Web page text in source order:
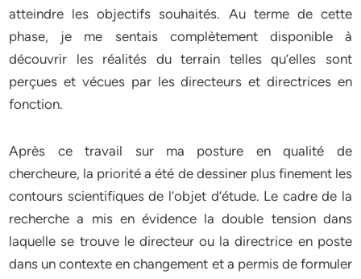
atteindre les objectifs souhaités. Au terme de cette
phase, je me sentais complètement disponible à
découvrir les réalités du terrain telles qu’elles sont
perçues et vécues par les directeurs et directrices en
fonction.
Après ce travail sur ma posture en qualité de
chercheure, la priorité a été de dessiner plus finement les
contours scientifiques de l’objet d’étude. Le cadre de la
recherche a mis en évidence la double tension dans
laquelle se trouve le directeur ou la directrice en poste
dans un contexte en changement et a permis de formuler